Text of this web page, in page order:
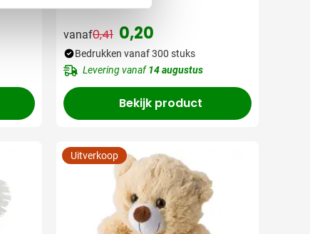
vanaf
Normale prijs
0,41 0,20
Bedrukken vanaf 300 stuks
Levering vanaf14 augustus
Bekijk product
Uitverkoop